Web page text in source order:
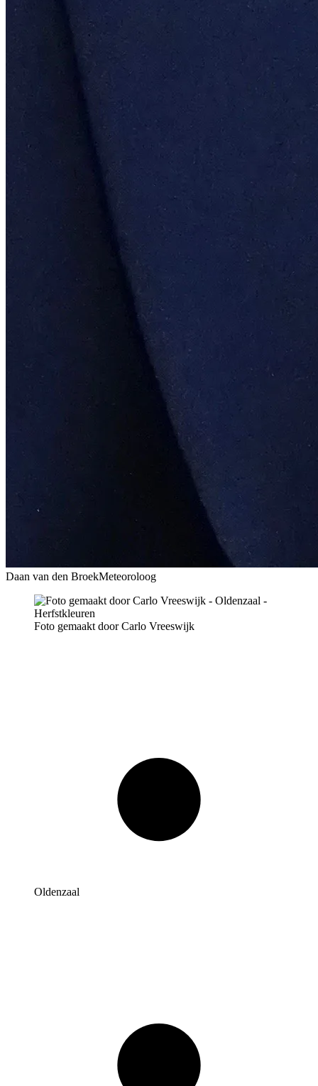
Daan van den BroekMeteoroloog
Foto gemaakt door Carlo Vreeswijk
Oldenzaal